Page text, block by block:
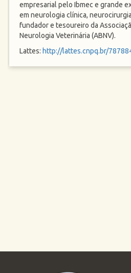
empresarial pelo Ibmec e grande
em neurologia clínica,
fundador e tesoureiro da
Neurologia Veterinária (ABNV).
Lattes: http://lattes.cnpq.br/